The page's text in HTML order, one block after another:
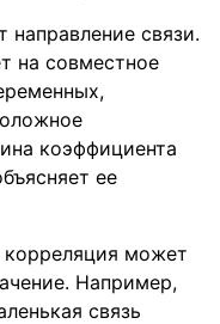
направление связи.
на совместное
коэффициента
ее
корреляция может
Например,
связь